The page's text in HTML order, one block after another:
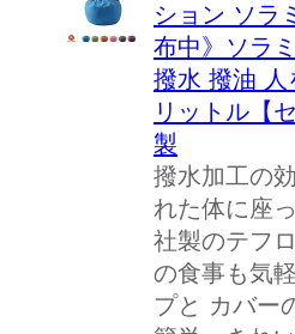
ション ソラ
布中》ソラ
撥水 撥油 人
リットル【
製
撥水加工の
れた体に座
社製のテフ
の食事も気
プと カバー